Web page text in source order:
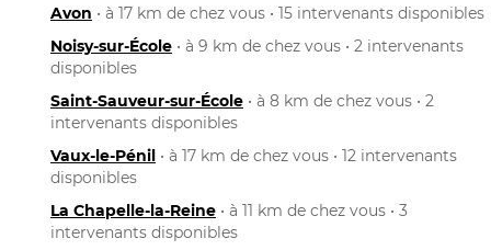
Avon • à 17 km de chez vous • 15 intervenants disponibles
Noisy-sur-École • à 9 km de chez vous • 2 intervenants
disponibles
Saint-Sauveur-sur-École • à 8 km de chez vous • 2
intervenants disponibles
Vaux-le-Pénil • à 17 km de chez vous • 12 intervenants
disponibles
La Chapelle-la-Reine • à 11 km de chez vous • 3
intervenants disponibles